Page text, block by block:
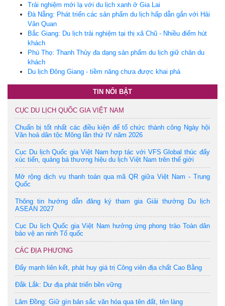
Trải nghiệm mới lạ với du lịch xanh ở Gia Lai
Đà Nẵng: Phát triển các sản phẩm du lịch hấp dẫn gắn với Hải
Vân Quan
Bắc Giang: Du lịch trải nghiệm tại thị xã Chũ - Nhiều điểm hút
khách
Phú Thọ: Thanh Thủy đa dạng sản phẩm du lịch giữ chân du
khách
Du lịch Đông Giang - tiềm năng chưa được khai phá
TIN NỔI BẬT
CỤC DU LỊCH QUỐC GIA VIỆT NAM
Chuẩn bị tốt nhất các điều kiện để tổ chức thành công Ngày hội
Văn hoá dân tộc Mông lần thứ IV năm 2026
Cục Du lịch Quốc gia Việt Nam hợp tác với VFS Global thúc đẩy
xúc tiến, quảng bá thương hiệu du lịch Việt Nam trên thế giới
Mở rộng dịch vụ thanh toán qua mã QR giữa Việt Nam - Trung
Quốc
Thông tin hướng dẫn đăng ký tham gia Giải thưởng Du lịch
ASEAN 2027
Cục Du lịch Quốc gia Việt Nam hưởng ứng phong trào Toàn dân
bảo vệ an ninh Tổ quốc
CÁC ĐỊA PHƯƠNG
Đẩy mạnh liên kết, phát huy giá trị Công viên địa chất Cao Bằng
Đắk Lắk: Dư địa phát triển bền vững
Lâm Đồng: Giữ gìn bản sắc văn hóa qua tên đất, tên làng